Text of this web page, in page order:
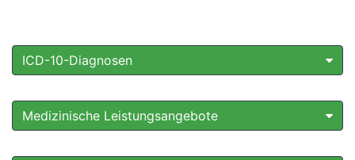
ICD-10-Diagnosen
Medizinische Leistungsangebote